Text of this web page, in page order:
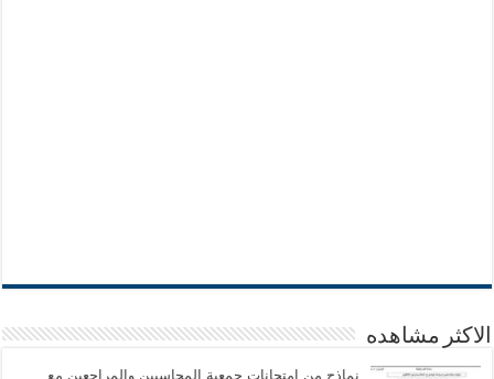
الاكثر مشاهده
نماذج من امتحانات جمعية المحاسبين والمراجعين مع